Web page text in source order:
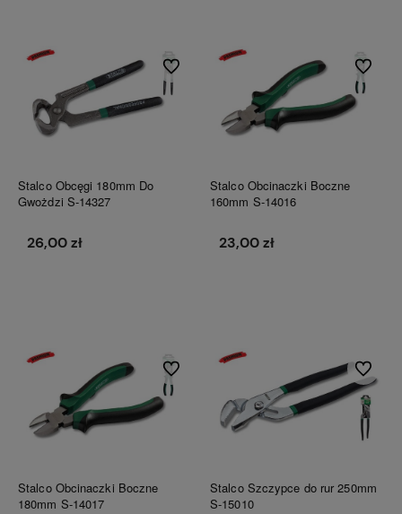
Stalco Obcęgi 180mm Do
Gwożdzi S-14327
26,00 zł
Do ulubionych
Stalco Obcinaczki Boczne
160mm S-14016
23,00 zł
Do
Stalco Obcinaczki Boczne
180mm S-14017
Do ulubionych
Stalco Szczypce do rur 250mm
S-15010
Do